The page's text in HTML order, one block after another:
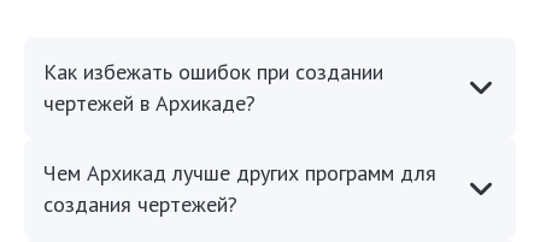
Как избежать ошибок при создании
чертежей в Архикаде?
Чем Архикад лучше других программ для
создания чертежей?